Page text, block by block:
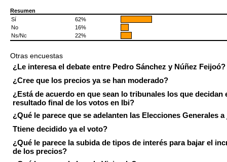
Resumen
Sí
62%
No
16%
Ns/Nc
22%
Otras encuestas
¿Le interesa el debate entre Pedro Sánchez y Núñez Feijoó?
¿Cree que los precios ya se han moderado?
¿Está de acuerdo en que sean lo tribunales los que decidan
resultado final de los votos en Ibi?
¿Qué le parece que se adelanten las Elecciones Generales
Ttiene decidido ya el voto?
¿Qué le parece la subida de tipos de interés para bajar el
de los precios?